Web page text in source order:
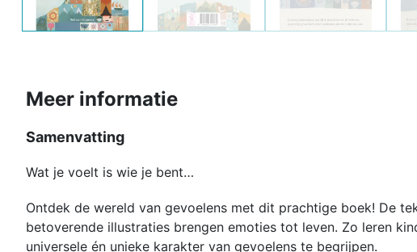
Meer informatie
Samenvatting
Wat je voelt is wie je bent…
Ontdek de wereld van gevoelens met dit prachtige boek! De
betoverende illustraties brengen emoties tot leven. Zo leren
universele én unieke karakter van gevoelens te begrijpen.